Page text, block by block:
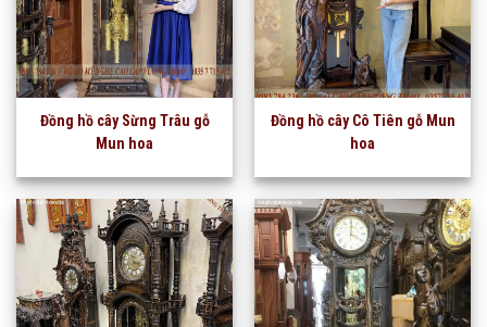
Đồng hồ cây Sừng Trâu gỗ
Mun hoa
Đồng hồ cây Cô Tiên gỗ Mun
hoa